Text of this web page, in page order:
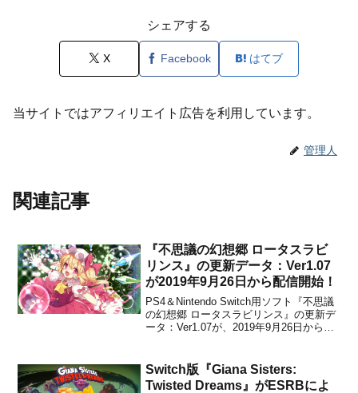
シェアする
X Facebook はてブ
当サイトではアフィリエイト広告を利用しています。
管理人
関連記事
『不思議の幻想郷 ロータスラビ
リンス』の更新データ：Ver1.07
が2019年9月26日から配信開始！
PS4＆Nintendo Switch用ソフト『不思議
の幻想郷 ロータスラビリンス』の更新デ
ータ：Ver1.07が、2019年9月26日から配
ートナー追加が適用される内容で、1.06
で発生した進行停止バグ...
Switch版『Giana Sisters:
Twisted Dreams』がESRBによ